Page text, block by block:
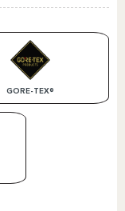
GORE-TEX®